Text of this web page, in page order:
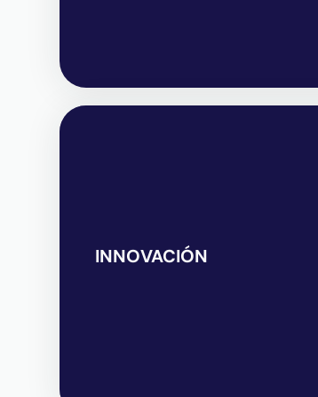
INNOVACIÓN
INNOVACIÓN